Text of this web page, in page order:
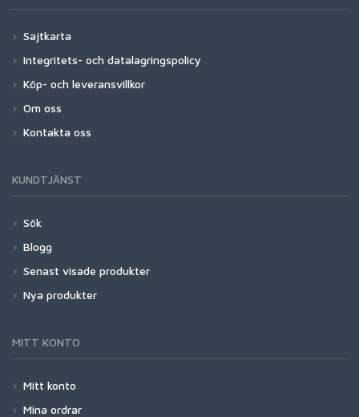
Sajtkarta
Integritets- och datalagringspolicy
Köp- och leveransvillkor
Om oss
Kontakta oss
KUNDTJÄNST
Sök
Blogg
Senast visade produkter
Nya produkter
MITT KONTO
Mitt konto
Mina ordrar